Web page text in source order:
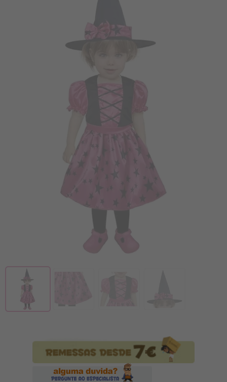
Vá em frente! Estávamos esperando por você.
CRIAR CONTA